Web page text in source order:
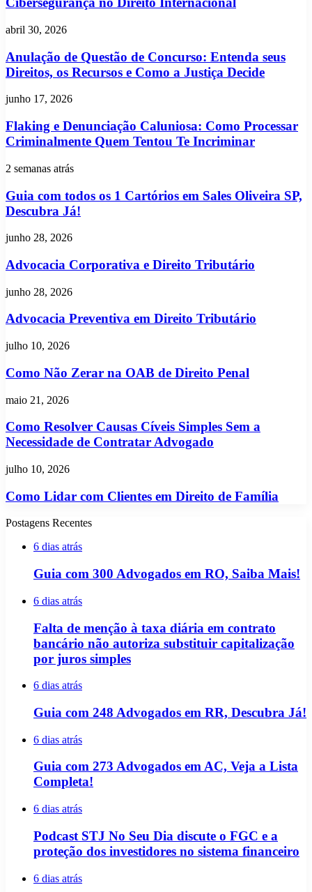
Internacional
Anulação
Questão
de
Concurso:
seus
os
Recursos
Como
Justiça
Decide
abril 30, 2026
Anulação de Questão de Concurso: Entenda seus
Direitos, os Recursos e Como a Justiça Decide
Flaking
Denunciação
Caluniosa:
Como
Criminalmente
Tentou
Te
junho 17, 2026
Flaking e Denunciação Caluniosa: Como Processar
Criminalmente Quem Tentou Te Incriminar
Guia
todos
os
1
em
Oliveira
Descubra
2 semanas atrás
Guia com todos os 1 Cartórios em Sales Oliveira SP,
Descubra Já!
Advocacia
e
Direito
Tributário
junho 28, 2026
Advocacia Corporativa e Direito Tributário
Advocacia
em
Tributário
junho 28, 2026
Advocacia Preventiva em Direito Tributário
Como
Zerar
na
OAB
de
Direito
Penal
julho 10, 2026
Como Não Zerar na OAB de Direito Penal
Como
Causas
Cíveis
Simples
a
de
Advogado
maio 21, 2026
Como Resolver Causas Cíveis Simples Sem a
Necessidade de Contratar Advogado
Como
com
Clientes
em
Direito
julho 10, 2026
Como Lidar com Clientes em Direito de Família
Postagens Recentes
6 dias atrás
Guia com 300 Advogados em RO, Saiba Mais!
6 dias atrás
Falta de menção à taxa diária em contrato
bancário não autoriza substituir capitalização
por juros simples
6 dias atrás
Guia com 248 Advogados em RR, Descubra Já!
6 dias atrás
Guia com 273 Advogados em AC, Veja a Lista
Completa!
6 dias atrás
Podcast STJ No Seu Dia discute o FGC e a
proteção dos investidores no sistema financeiro
6 dias atrás